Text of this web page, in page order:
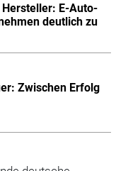
E-Auto-
deutlich zu
Zwischen Erfolg